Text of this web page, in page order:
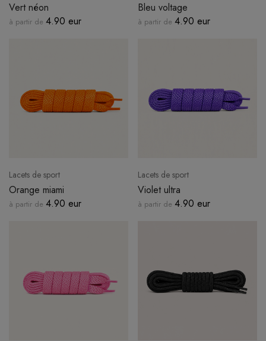
Vert néon
à partir de 4.90 eur
Bleu voltage
à partir de 4.90 eur
Lacets de sport
Orange miami
à partir de 4.90 eur
Lacets de sport
Violet ultra
à partir de 4.90 eur